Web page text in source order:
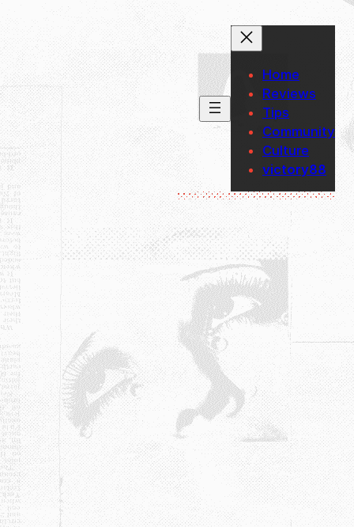
konten
Home
Reviews
Tips
Community
Culture
victory88